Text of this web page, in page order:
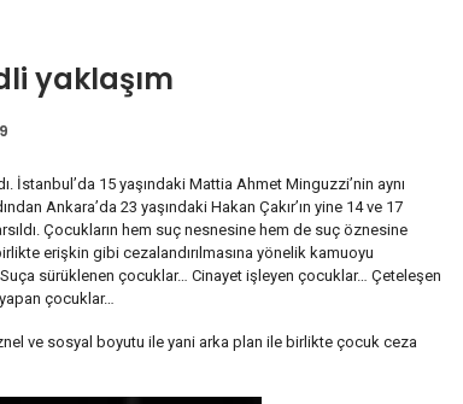
yaklaşım
İstanbul’da 15 yaşındaki Mattia Ahmet Minguzzi’nin aynı
Ankara’da 23 yaşındaki Hakan Çakır’ın yine 14 ve 17
Çocukların hem suç nesnesine hem de suç öznesine
erişkin gibi cezalandırılmasına yönelik kamuoyu
sürüklenen çocuklar… Cinayet işleyen çocuklar… Çeteleşen
çocuklar…
ve sosyal boyutu ile yani arka plan ile birlikte çocuk ceza